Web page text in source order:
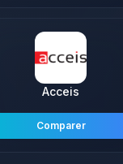
Acceis
Comparer